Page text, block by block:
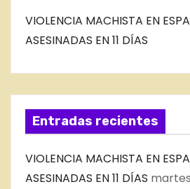
VIOLENCIA MACHISTA EN
ASESINADAS EN 11 DÍAS
Entradas recientes
VIOLENCIA MACHISTA EN
ASESINADAS EN 11 DÍAS